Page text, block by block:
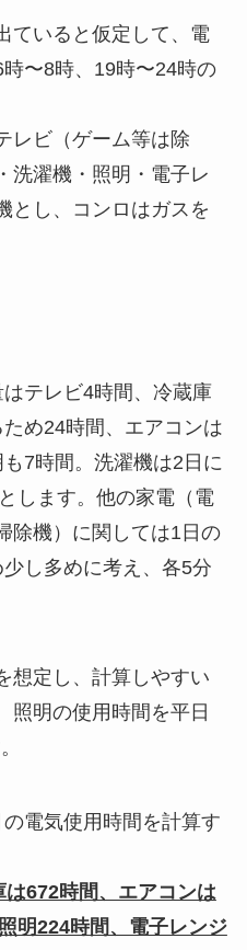
ていると仮定して、電
〜8時、19時〜24時の
レビ（ゲーム等は除
洗濯機・照明・電子レ
とし、コンロはガスを
テレビ4時間、冷蔵庫
め24時間、エアコンは
7時間。洗濯機は2日に
します。他の家電（電
除機）に関しては1日の
し多めに考え、各5分
想定し、計算しやすい
照明の使用時間を平日
電気使用時間を計算す
672時間、エアコンは
明224時間、電子レンジ